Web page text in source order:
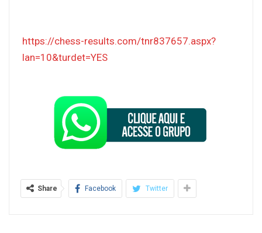
https://chess-results.com/tnr837657.aspx?
lan=10&turdet=YES
Share Facebook Twitter